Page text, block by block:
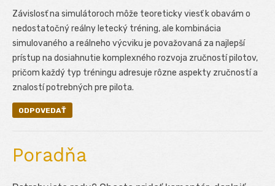
Závislosť na simulátoroch môže teoreticky viesť k obavám o
nedostatočný reálny letecký tréning, ale kombinácia
simulovaného a reálneho výcviku je považovaná za najlepší
prístup na dosiahnutie komplexného rozvoja zručností pilotov,
pričom každý typ tréningu adresuje rôzne aspekty zručností a
znalostí potrebných pre pilota.
ODPOVEDAŤ
Poradňa